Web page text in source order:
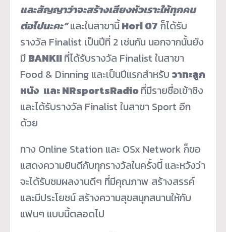
และสัญญาว่าจะสร้างเสียงหัวเราะให้ทุกคน
ต่อไปนะคะ”และในสาขานี้Hori 07 ก็ได้รับ
รางวัล Finalist เป็นปีที่ 2 เช่นกัน นอกจากนั้นยัง
มี BANKIIที่ได้รับรางวัล Finalist ในสาขา
Food & Dinning และเป็นปีแรกสำหรับ วาทะลูก
หนัง และ NRsportsRadioที่มีรายชื่อเข้าชิง
และได้รับรางวัล Finalist ในสาขา Sport อีก
ด้วย
ทาง Online Station และ OSx Network ก็ขอ
แสดงความยินดีกับทุกรางวัลในครั้งนี้ และหวังว่า
จะได้รับชมผลงานดีๆ ที่มีคุณภาพ สร้างสรรค์
และมีประโยชน์ สร้างความสุขสนุกสนานให้กับ
แฟนๆ แบบนี้ตลอดไป